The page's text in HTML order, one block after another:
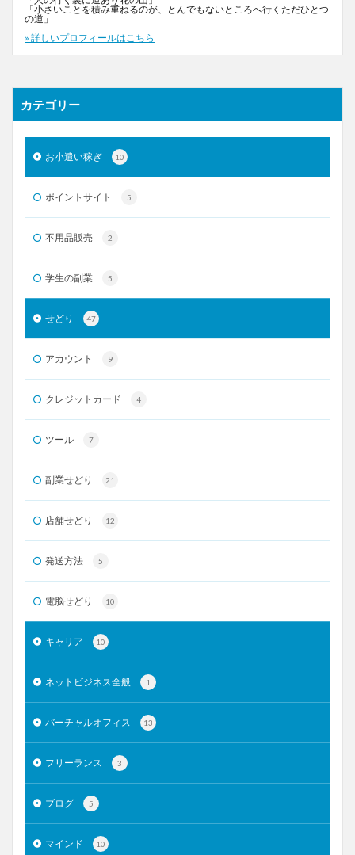
「小さいことを積み重ねるのが、とんでもないところへ行くただひとつ
の道」
» 詳しいプロフィールはこちら
カテゴリー
お小遣い稼ぎ 10
ポイントサイト 5
不用品販売 2
学生の副業 5
せどり 47
アカウント 9
クレジットカード 4
ツール 7
副業せどり 21
店舗せどり 12
発送方法 5
電脳せどり 10
キャリア 10
ネットビジネス全般 1
バーチャルオフィス 13
フリーランス 3
ブログ 5
マインド 10